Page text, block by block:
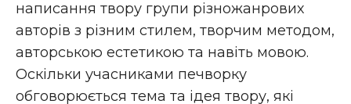
написання твору групи різножанрових
авторів з різним стилем, творчим методом,
авторською естетикою та навіть мовою.
Оскільки учасниками печворку
обговорюється тема та ідея твору, які